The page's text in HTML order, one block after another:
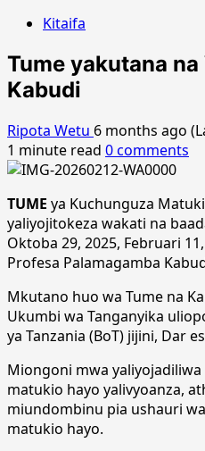
Kitaifa
Tume yakutana
Kabudi
Ripota Wetu 6 months ago
1 minute read 0 comments
TUME ya Kuchunguza
yaliyojitokeza wakati na
Oktoba 29, 2025, Februari
Profesa Palamagamba
Mkutano huo wa Tume na
Ukumbi wa Tanganyika
ya Tanzania (BoT) jijini, Dar
Miongoni mwa
matukio hayo yalivyoanza,
miundombinu pia ushauri
matukio hayo.